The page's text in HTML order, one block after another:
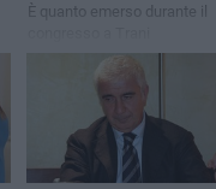
È quanto emerso durante il
presieduto da Giuseppe
Tarantini, Direttore del
reparto di Ematologia
dell’ospedale Dimiccoli di
Barletta